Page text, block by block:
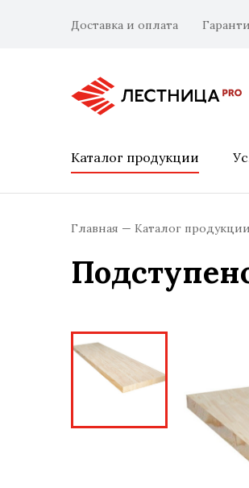
Доставка и оплата
Каталог продукции
Главная Каталог продукции